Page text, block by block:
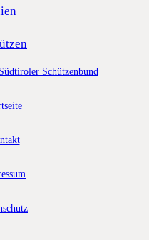
Südtiroler Schützenbund